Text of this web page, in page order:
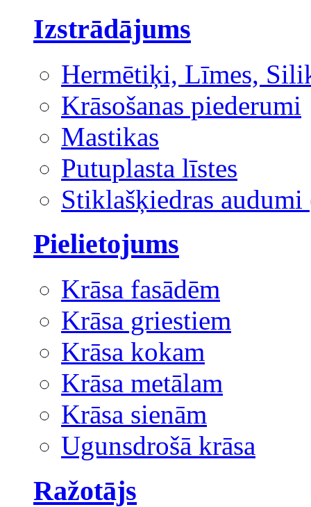
Izstrādājums
Hermētiķi, Līmes,
Krāsošanas piederumi
Mastikas
Putuplasta līstes
Stiklašķiedras audumi
Pielietojums
Krāsa fasādēm
Krāsa griestiem
Krāsa kokam
Krāsa metālam
Krāsa sienām
Ugunsdrošā krāsa
Ražotājs